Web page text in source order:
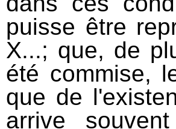
puisse être
X...; que, de
été commise,
que de
arrive